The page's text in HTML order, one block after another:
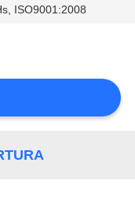
ISO9001:2008